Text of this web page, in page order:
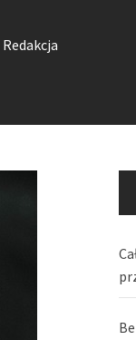
Redakcja